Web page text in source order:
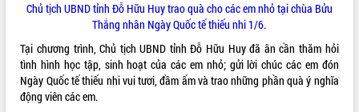
Chủ tịch UBND tỉnh Đỗ Hữu Huy trao quà cho các em nhỏ tại chùa Bửu
Thắng nhân Ngày Quốc tế thiếu nhi 1/6.
Tại chương trình, Chủ tịch UBND tỉnh Đỗ Hữu Huy đã ân cần thăm hỏi
tình hình học tập, sinh hoạt của các em nhỏ; gửi lời chúc các em đón
Ngày Quốc tế thiếu nhi vui tươi, đầm ấm và trao những phần quà ý nghĩa
động viên các em.